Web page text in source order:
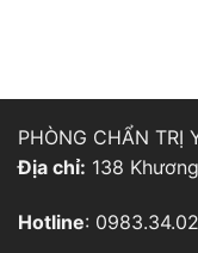
PHÒNG CHẨN TRỊ
Địa chỉ: 138
Hotline: